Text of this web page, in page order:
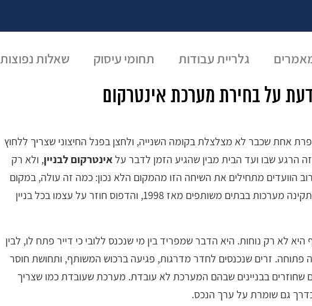
גלריית עבודות תחומי עיסוק שאלות נפוצות
על בחירת מערכת אינטרקום
אחת שכבר לא מצלצלת בקומה השנייה, ולחצן בפנל החיצוני שצריך ללחוץ
הרגע שבו ועד הבית מבין שהגיע הזמן לדבר עלאינטרקום לבניין, ולא רק
הוועדים מתחילים את השיחה הזו מהמקום הלא נכון: כמה זה עולה, במקום
מתקינה מערכות בבתים משותפים מאז 1998, והדפוס חוזר על עצמו בכל בניין
לא רק נוחות. היא הדבר שמפריד בין מי שנכנס ללובי כי דייר פתח לו, לבין
פתוחה. זרים שנכנסים לחדר מדרגות, פגיעה ברכוש המשותף, ותחושת חוסר
שחוזרים בבניינים שבהם המערכת לא עובדת. מערכת שעובדת כמו שצריך
גם שומרת על ערך הנכס.